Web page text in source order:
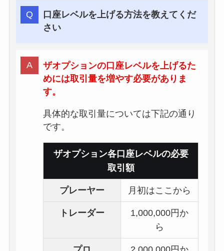
口座レベルを上げる方法を教えてくだ
さい
ザオプションの口座レベルを上げるた
めには取引量を増やす必要がありま
す。
具体的な取引量については下記の通り
です。
ザオプション各口座レベルの必要
取引額
プレーヤー 月初はここから
トレーダー
1,000,000円か
ら